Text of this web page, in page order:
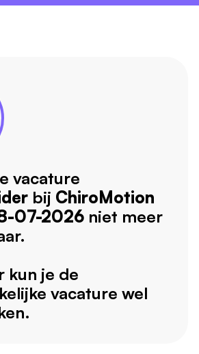
vacature
bij ChiroMotion
07-2026 niet meer
kun je de
vacature wel